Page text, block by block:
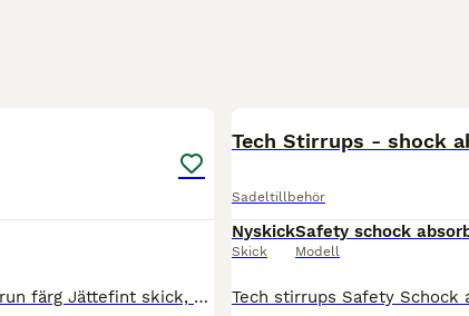
Dressyrgjord från schockemöhle sport i brun färg Jättefint skick, tvättas mer genomgående innan jag skickar. Ca 50-55cm
Tech Stirrups - shock
Sadeltillbehör
Nyskick
Skick
Safety schock
Modell